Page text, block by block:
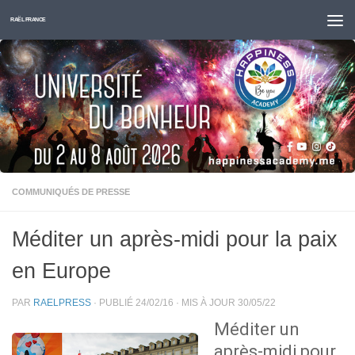
Skip to content
RAËL FRANCE
COMMUNIQUÉS DE PRESSE
Méditer un après-midi pour la paix
en Europe
PAR RAELPRESS · PUBLIÉ 24/02/16 · MIS À JOUR 30/05/22
Méditer un